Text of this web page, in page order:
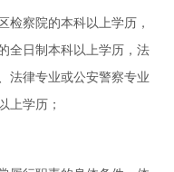
检察院的本科以上学历，
全日制本科以上学历，法
法律专业或公安警察专业
上学历；